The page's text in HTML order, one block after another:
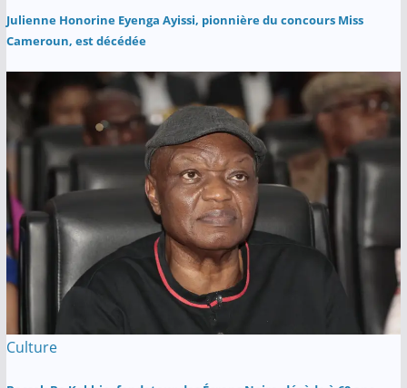
Julienne Honorine Eyenga Ayissi, pionnière du concours Miss
Cameroun, est décédée
Culture